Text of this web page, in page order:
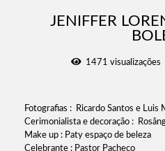
JENIFFER
1471 visualizações
Fotografias : Ricardo Santos e Luis
Cerimonialista e decoração :
Make up : Paty espaço de beleza
Celebrante : Pastor Pacheco